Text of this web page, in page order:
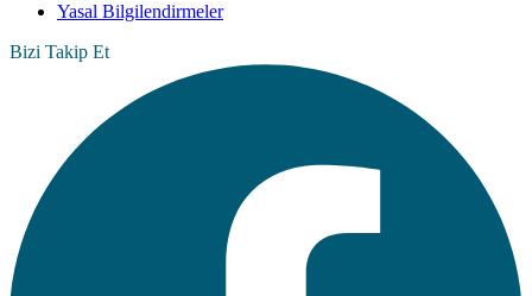
Yasal Bilgilendirmeler
Bizi Takip Et